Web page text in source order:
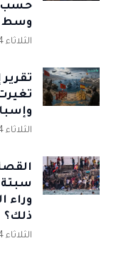
حسب
وسط
الثلاثاء 04 أغسطس 2026
الثلاثاء 04 أغسطس 2026
سبتة
وراء
ذلك؟
الثلاثاء 04 أغسطس 2026